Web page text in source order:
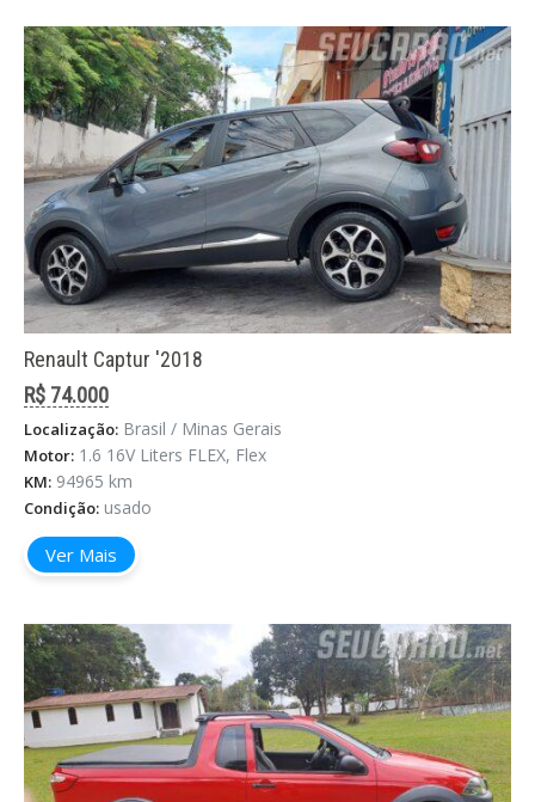
Renault Captur '2018
R$ 74.000
Localização: Brasil / Minas Gerais
Motor: 1.6 16V Liters FLEX, Flex
KM: 94965 km
Condição: usado
Ver Mais